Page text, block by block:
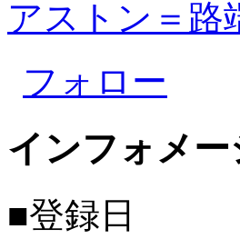
アストン＝路
フォロー
インフォメー
■登録日